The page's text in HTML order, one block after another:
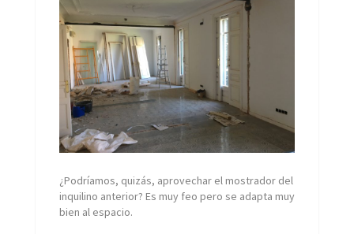
¿Podríamos, quizás, aprovechar el mostrador del
inquilino anterior? Es muy feo pero se adapta muy
bien al espacio.